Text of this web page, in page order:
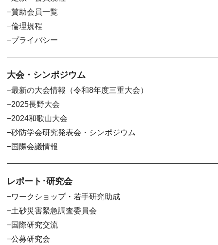
賛助会員一覧
倫理規程
プライバシー
大会・シンポジウム
最新の大会情報（令和8年度三重大会）
2025長野大会
2024和歌山大会
砂防学会研究発表会・シンポジウム
国際会議情報
レポート･研究会
ワークショップ・若手研究助成
土砂災害緊急調査委員会
国際研究交流
公募研究会